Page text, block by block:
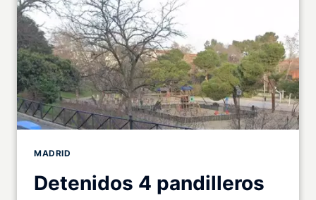
MADRID
Detenidos 4 pandilleros